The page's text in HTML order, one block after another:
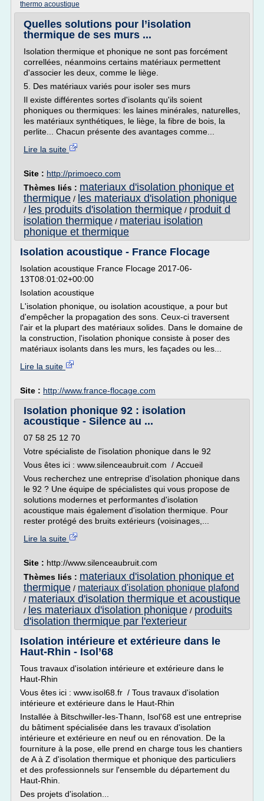
thermo acoustique
Quelles solutions pour l’isolation
thermique de ses murs ...
Isolation thermique et phonique ne sont pas forcément
correllées, néanmoins certains matériaux permettent
d'associer les deux, comme le liège.
5. Des matériaux variés pour isoler ses murs
Il existe différentes sortes d'isolants qu'ils soient
phoniques ou thermiques: les laines minérales, naturelles,
les matériaux synthétiques, le liège, la fibre de bois, la
perlite... Chacun présente des avantages comme...
Lire la suite
Site : http://primoeco.com
Thèmes liés : materiaux d'isolation phonique et
thermique / les materiaux d'isolation phonique
/ les produits d'isolation thermique / produit d
isolation thermique / materiau isolation
phonique et thermique
Isolation acoustique - France Flocage
Isolation acoustique France Flocage 2017-06-
13T08:01:02+00:00
Isolation acoustique
L'isolation phonique, ou isolation acoustique, a pour but
d'empêcher la propagation des sons. Ceux-ci traversent
l'air et la plupart des matériaux solides. Dans le domaine de
la construction, l'isolation phonique consiste à poser des
matériaux isolants dans les murs, les façades ou les...
Lire la suite
Site : http://www.france-flocage.com
Isolation phonique 92 : isolation
acoustique - Silence au ...
07 58 25 12 70
Votre spécialiste de l'isolation phonique dans le 92
Vous êtes ici : www.silenceaubruit.com / Accueil
Vous recherchez une entreprise d'isolation phonique dans
le 92 ? Une équipe de spécialistes qui vous propose de
solutions modernes et performantes d'isolation
acoustique mais également d'isolation thermique. Pour
rester protégé des bruits extérieurs (voisinages,...
Lire la suite
Site : http://www.silenceaubruit.com
Thèmes liés : materiaux d'isolation phonique et
thermique / materiaux d'isolation phonique plafond
/ materiaux d'isolation thermique et acoustique
/ les materiaux d'isolation phonique / produits
d'isolation thermique par l'exterieur
Isolation intérieure et extérieure dans le
Haut-Rhin - Isol’68
Tous travaux d'isolation intérieure et extérieure dans le
Haut-Rhin
Vous êtes ici : www.isol68.fr / Tous travaux d'isolation
intérieure et extérieure dans le Haut-Rhin
Installée à Bitschwiller-les-Thann, Isol'68 est une entreprise
du bâtiment spécialisée dans les travaux d'isolation
intérieure et extérieure en neuf ou en rénovation. De la
fourniture à la pose, elle prend en charge tous les chantiers
de A à Z d'isolation thermique et phonique des particuliers
et des professionnels sur l'ensemble du département du
Haut-Rhin.
Des projets d'isolation...